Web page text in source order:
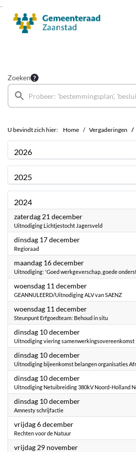
Zoeken
U bevindt zich hier: Home Vergaderingen
2026
2025
2024
zaterdag 21 december2024
Uitnodiging Lichtjestocht Jagersveld
dinsdag 17 december2024
Regioraad
maandag 16 december2024
Uitnodiging: 'Goed werkgeverschap, goede
woensdag 11 december2024
GEANNULEERD/Uitnodiging ALV van SAENZ
woensdag 11 december2024
Steunpunt Erfgoedteam: Behoud in situ
dinsdag 10 december2024
Uitnodiging viering samenwerkingsovereenkomst
dinsdag 10 december2024
Uitnodiging bijeenkomst belangen organisaties
dinsdag 10 december2024
Uitnodiging Netuibreiding 380kV Noord-Holland
dinsdag 10 december2024
Amnesty schrijfactie
vrijdag 6 december2024
Rechten voor de Natuur
vrijdag 29 november2024